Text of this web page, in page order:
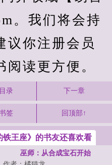
。我们将会持
议你注册会员
读更方便。
录 下一章
签 回顶部↑
王座》的书友还喜欢看
巫师：从合成宝石开始